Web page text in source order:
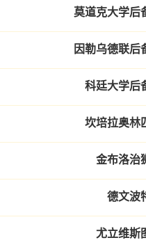
莫道克大学后
因勒乌德联后
科廷大学后
坎培拉奥林
金布洛治
德文波
尤立维斯